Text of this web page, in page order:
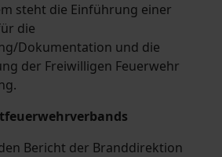
steht die Einführung einer
die
Dokumentation und die
der Freiwilligen Feuerwehr
Bericht der Branddirektion